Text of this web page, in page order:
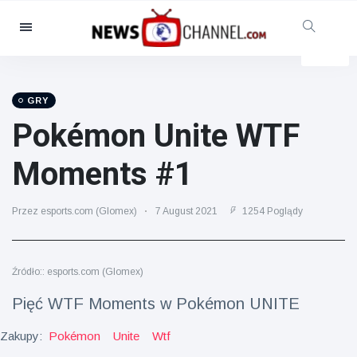
Kategorie
Opieka społeczna i zabawa
Kino i telewizja
(81)
Sport
(237)
Żywność i picie
Gry
(160)
Styl życia
(121)
GRY
Pokémon Unite WTF
Moments #1
Przez esports.com (Glomex) 7 August 2021 1254 Poglądy
Źródło:: esports.com (Glomex)
Pięć WTF Moments w Pokémon UNITE
Zakupy: Pokémon Unite Wtf